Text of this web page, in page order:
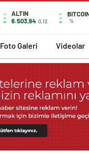
ALTIN
6.503,94 0,12 %
Foto Galeri Videolar